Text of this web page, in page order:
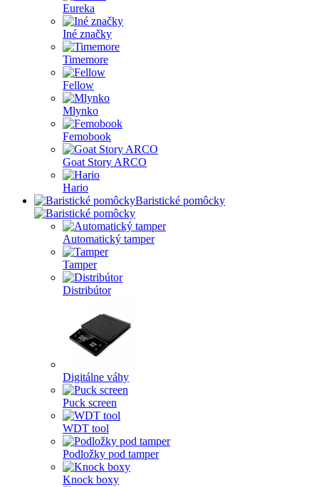
Eureka
Iné značky
Timemore
Fellow
Mlynko
Femobook
Goat Story ARCO
Hario
Baristické pomôcky
Automatický tamper
Tamper
Distribútor
Digitálne váhy
Puck screen
WDT tool
Podložky pod tamper
Knock boxy